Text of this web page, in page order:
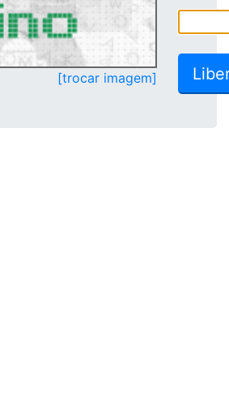
[trocar imagem]